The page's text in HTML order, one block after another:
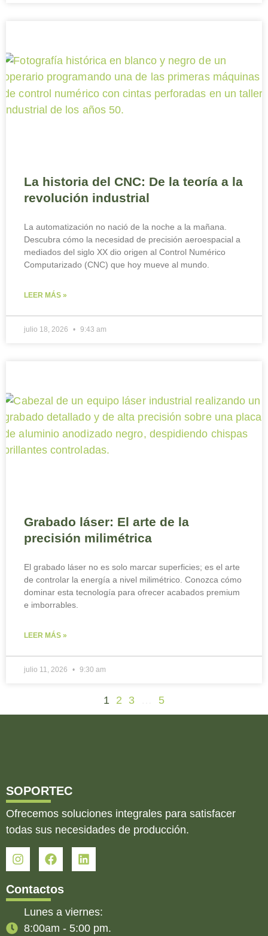
La historia del CNC: De la teoría a la
revolución industrial
La automatización no nació de la noche a la mañana.
Descubra cómo la necesidad de precisión aeroespacial a
mediados del siglo XX dio origen al Control Numérico
Computarizado (CNC) que hoy mueve al mundo.
LEER MÁS »
julio 18, 2026 9:43 am
Grabado láser: El arte de la
precisión milimétrica
El grabado láser no es solo marcar superficies; es el arte
de controlar la energía a nivel milimétrico. Conozca cómo
dominar esta tecnología para ofrecer acabados premium
e imborrables.
LEER MÁS »
julio 11, 2026 9:30 am
1 2 3 5
SOPORTEC
Ofrecemos soluciones integrales para satisfacer
todas sus necesidades de producción.
Contactos
Lunes a viernes:
8:00am - 5:00 pm.